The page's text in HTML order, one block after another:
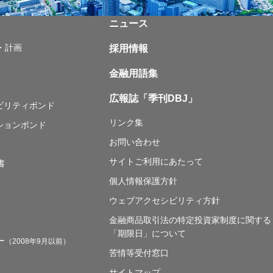
計画
リティボンド
ョンボンド
（2008年9月以前）
ニュース
採用情報
金融用語集
広報誌「季刊DBJ」
リンク集
お問い合わせ
サイトご利用にあたって
個人情報保護方針
ウェブアクセシビリティ方針
金融商品取引法の特定投資家制度に関する
「期限日」について
苦情等受付窓口